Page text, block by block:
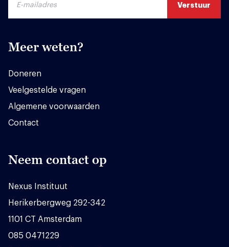
Meer weten?
Doneren
Veelgestelde vragen
Algemene voorwaarden
Contact
Neem contact op
Nexus Instituut
Herikerbergweg 292-342
1101 CT Amsterdam
085 0471229